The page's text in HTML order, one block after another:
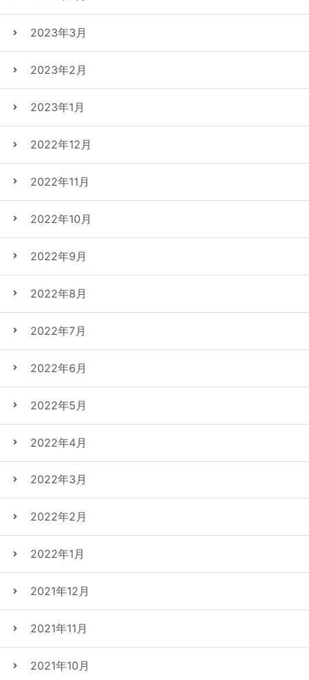
2023年3月
2023年2月
2023年1月
2022年12月
2022年11月
2022年10月
2022年9月
2022年8月
2022年7月
2022年6月
2022年5月
2022年4月
2022年3月
2022年2月
2022年1月
2021年12月
2021年11月
2021年10月